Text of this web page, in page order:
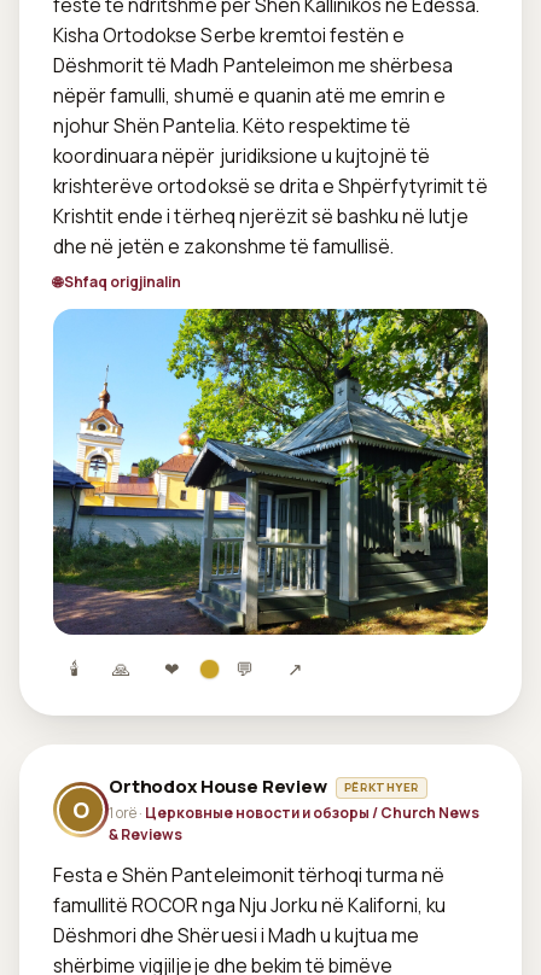
Kisha Ortodokse Serbe kremtoi festën e
Dëshmorit të Madh Panteleimon me shërbesa
nëpër famulli, shumë e quanin atë me emrin e
njohur Shën Pantelia. Këto respektime të
koordinuara nëpër juridiksione u kujtojnë të
krishterëve ortodoksë se drita e Shpërfytyrimit të
Krishtit ende i tërheq njerëzit së bashku në lutje
dhe në jetën e zakonshme të famullisë.
🌐 Shfaq origjinalin
🕯 🙏 ❤ 💬 ↗
O
Orthodox House Review PËRKTHYER
1 orë · Церковные новости и обзоры / Church News
& Reviews
Festa e Shën Panteleimonit tërhoqi turma në
famullitë ROCOR nga Nju Jorku në Kaliforni, ku
Dëshmori dhe Shëruesi i Madh u kujtua me
shërbime vigjiljeje dhe bekim të bimëve